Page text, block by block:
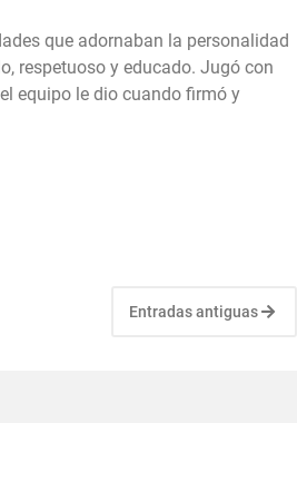
que adornaban la personalidad
respetuoso y educado. Jugó con
equipo le dio cuando firmó y
Entradas antiguas